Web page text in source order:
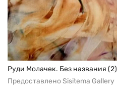
Руди Молачек. Без названия (2)
Предоставлено Sisitema Gallery